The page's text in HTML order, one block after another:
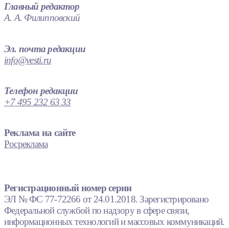
Главный редактор
А. А. Филипповский
Эл. почта редакции
info@vesti.ru
Телефон редакции
+7 495 232 63 33
Реклама на сайте
Росреклама
Регистрационный номер серии
ЭЛ № ФС 77-72266 от 24.01.2018. Зарегистрировано
Федеральной службой по надзору в сфере связи,
информационных технологий и массовых коммуникаций.